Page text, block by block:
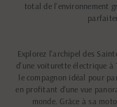
total de l’environnement
Explorez l'archipel des
d'une voiturette électrique à
le compagnon idéal pour
en profitant d'une vue
monde. Grâce à sa